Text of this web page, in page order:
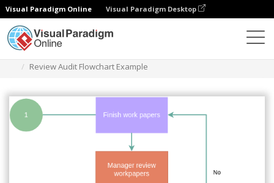
Visual Paradigm Online Visual Paradigm Desktop
Review Audit Flowchart Example